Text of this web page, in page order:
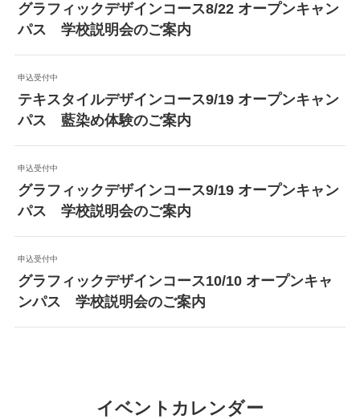
グラフィックデザインコース8/22 オープンキャン
パス 学校説明会のご案内
申込受付中
テキスタイルデザインコース9/19 オープンキャン
パス 藍染め体験のご案内
申込受付中
グラフィックデザインコース9/19 オープンキャン
パス 学校説明会のご案内
申込受付中
グラフィックデザインコース10/10 オープンキャ
ンパス 学校説明会のご案内
イベントカレンダー